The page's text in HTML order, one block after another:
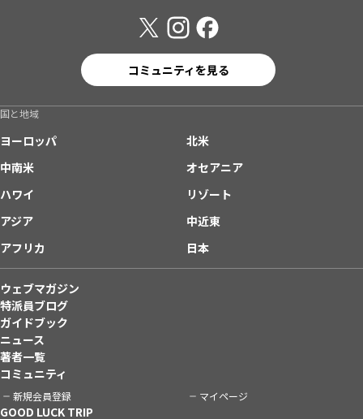
コミュニティを見る
国と地域
ヨーロッパ
北米
中南米
オセアニア
ハワイ
リゾート
アジア
中近東
アフリカ
日本
ウェブマガジン
特派員ブログ
ガイドブック
ニュース
著者一覧
コミュニティ
新規会員登録 マイページ
GOOD LUCK TRIP